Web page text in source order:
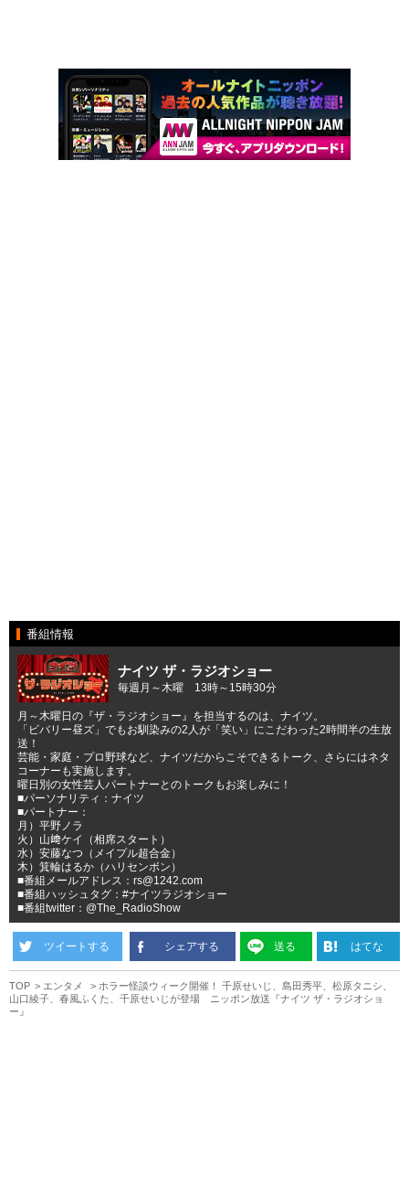
番組情報
ナイツ ザ・ラジオショー
毎週月～木曜 13時～15時30分
月～木曜日の『ザ・ラジオショー』を担当するのは、ナイツ。
「ビバリー昼ズ」でもお馴染みの2人が「笑い」にこだわった2時間半の生放
送！
芸能・家庭・プロ野球など、ナイツだからこそできるトーク、さらにはネタ
コーナーも実施します。
曜日別の女性芸人パートナーとのトークもお楽しみに！
■パーソナリティ：ナイツ
■パートナー：
月）平野ノラ
火）山﨑ケイ（相席スタート）
水）安藤なつ（メイプル超合金）
木）箕輪はるか（ハリセンボン）
■番組メールアドレス：rs@1242.com
■番組ハッシュタグ：#ナイツラジオショー
■番組twitter：@The_RadioShow
ツイートする シェアする 送る はてな
TOP エンタメ
ホラー怪談ウィーク開催！ 千原せいじ、島田秀平、松原タニシ、
山口綾子、春風ふくた、千原せいじが登場 ニッポン放送『ナイツ ザ・ラジオショ
ー』